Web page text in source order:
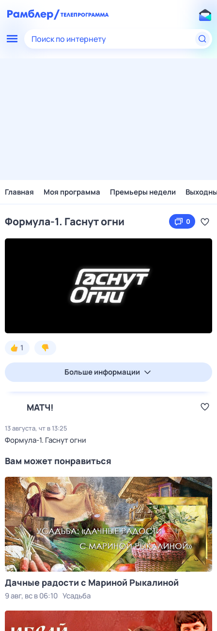
Поиск по интернету
Главная Моя программа Премьеры недели
Формула-1. Гаснут огни 0
1
Больше информации
МАТЧ!
13 августа, чт в 13:25
Формула-1. Гаснут огни
Вам может понравиться
Дачные радости с Мариной Рыкалиной
9 авг, вс в 06:10 Усадьба